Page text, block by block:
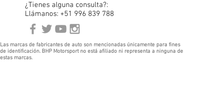
¿Tienes alguna consulta?:
Llámanos: +51 996 839 788
Las marcas de fabricantes de auto son mencionadas únicamente para fines
de identificación. BHP Motorsport no está afiliado ni representa a ninguna de
estas marcas.